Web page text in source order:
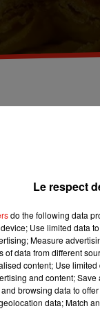
du
». Les experts
et consommée
de l’Épiphanie,
se pose ce
douze jours
donc instaurée
pas de jour
Le respect
do the following data
Use limited data
Measure
of data from different
content; Use
and content;
browsing data to
data; Match